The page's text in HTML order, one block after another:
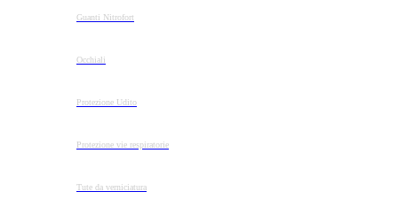
Guanti Nitrofort
Occhiali
Protezione Udito
Protezione vie respiratorie
Tute da verniciatura